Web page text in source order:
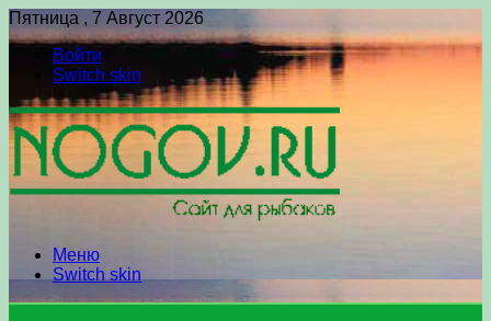
Пятница , 7 Август 2026
Войти
Switch skin
Меню
Switch skin